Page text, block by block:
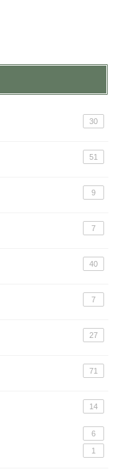
30
51
9
7
40
7
27
71
14
6
1